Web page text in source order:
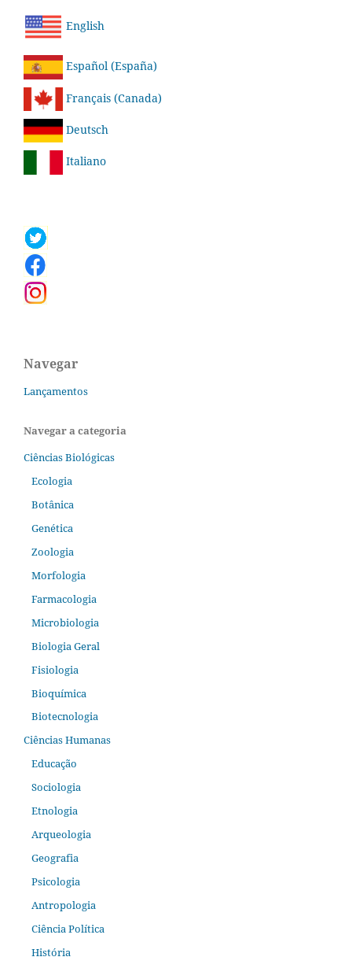
English
Español (España)
Français (Canada)
Deutsch
Italiano
Navegar
Lançamentos
Navegar a categoria
Ciências Biológicas
Ecologia
Botânica
Genética
Zoologia
Morfologia
Farmacologia
Microbiologia
Biologia Geral
Fisiologia
Bioquímica
Biotecnologia
Ciências Humanas
Educação
Sociologia
Etnologia
Arqueologia
Geografia
Psicologia
Antropologia
Ciência Política
História